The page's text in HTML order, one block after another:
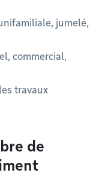
jumelé,
commercial,
travaux
de